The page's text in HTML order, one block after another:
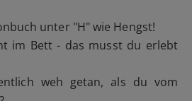
unter "H" wie Hengst!
im Bett - das musst du erlebt
weh getan, als du vom